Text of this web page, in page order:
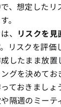
、想定したリ
。
、 リスクを
リスクを評価
したまま放置
グを決めてお
ておきましょ
隔週のミーテ